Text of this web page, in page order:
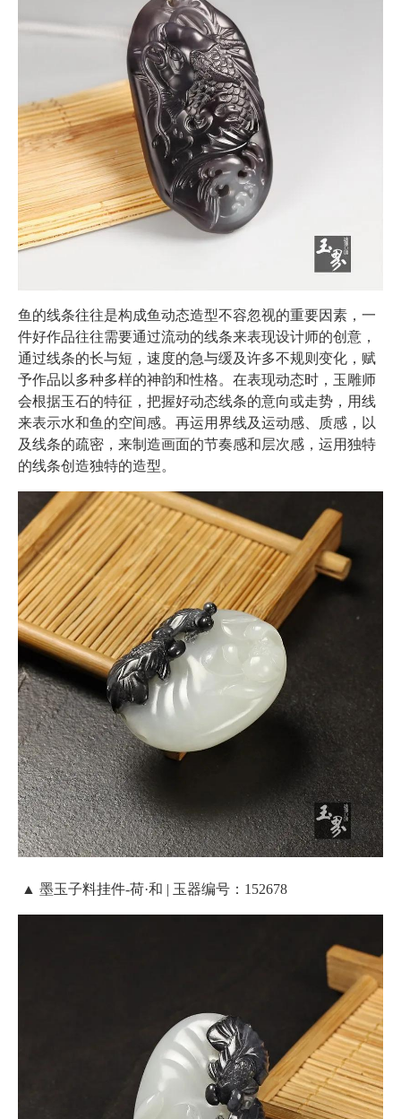
鱼的线条往往是构成鱼动态造型不容忽视的重要因素，一
件好作品往往需要通过流动的线条来表现设计师的创意，
通过线条的长与短，速度的急与缓及许多不规则变化，赋
予作品以多种多样的神韵和性格。在表现动态时，玉雕师
会根据玉石的特征，把握好动态线条的意向或走势，用线
来表示水和鱼的空间感。再运用界线及运动感、质感，以
及线条的疏密，来制造画面的节奏感和层次感，运用独特
的线条创造独特的造型。
▲ 墨玉子料挂件-荷·和 | 玉器编号：152678